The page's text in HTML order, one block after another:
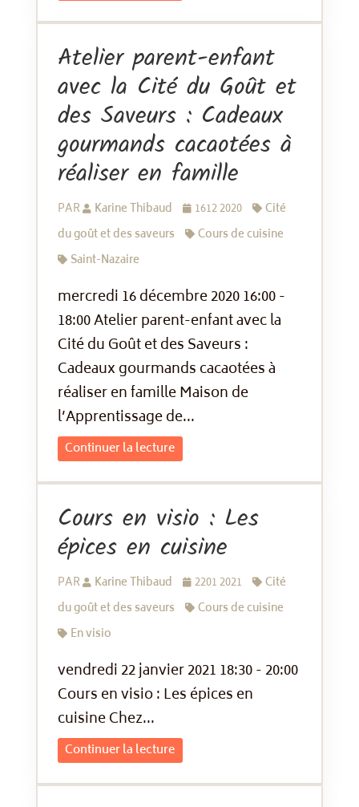
Atelier parent-enfant
avec la Cité du Goût et
des Saveurs : Cadeaux
gourmands cacaotées à
réaliser en famille
PAR Karine Thibaud 1612 2020
Cité
du goût et des saveurs
Cours de cuisine
Saint-Nazaire
mercredi 16 décembre 2020 16:00 -
18:00 Atelier parent-enfant avec la
Cité du Goût et des Saveurs :
Cadeaux gourmands cacaotées à
réaliser en famille Maison de
l’Apprentissage de...
Continuer la lecture
Cours en visio : Les
épices en cuisine
PAR Karine Thibaud 2201 2021
Cité
du goût et des saveurs
Cours de cuisine
En visio
vendredi 22 janvier 2021 18:30 - 20:00
Cours en visio : Les épices en
cuisine Chez...
Continuer la lecture